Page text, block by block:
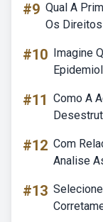
#9 Qual A
Os
#10 Imagine
#11 Como A
#12 Com
Analise
#13